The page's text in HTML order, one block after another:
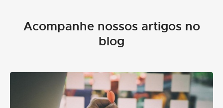
Acompanhe nossos artigos no
blog